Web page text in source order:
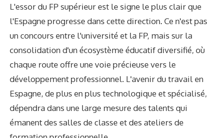
L'essor du FP supérieur est le signe le plus clair que
l'Espagne progresse dans cette direction. Ce n'est pas
un concours entre l'université et la FP, mais sur la
consolidation d'un écosystème éducatif diversifié, où
chaque route offre une voie précieuse vers le
développement professionnel. L'avenir du travail en
Espagne, de plus en plus technologique et spécialisé,
dépendra dans une large mesure des talents qui
émanent des salles de classe et des ateliers de